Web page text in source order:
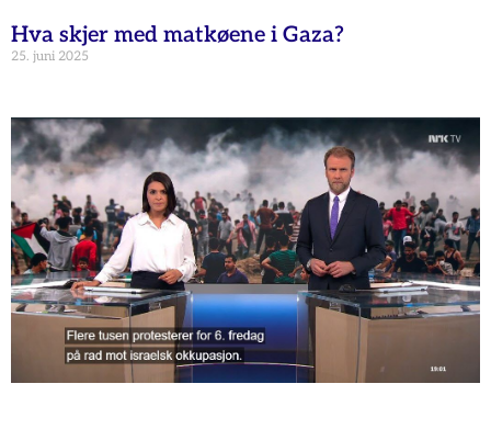
Hva skjer med matkøene i Gaza?
25. juni 2025